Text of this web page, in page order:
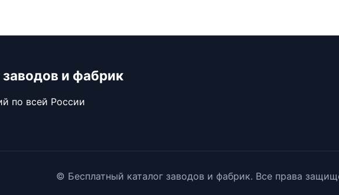
заводов и фабрик
по всей России
© Бесплатный каталог заводов и фабрик. Все права